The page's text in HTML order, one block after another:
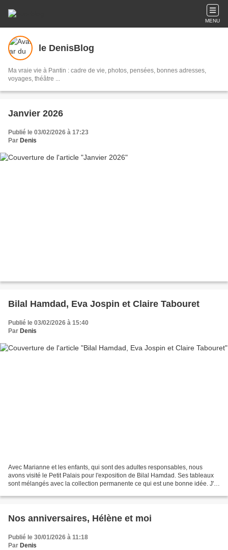
MENU
le DenisBlog
Ma vraie vie à Pantin : cadre de vie, photos, pensées, bonnes adresses,
voyages, théâtre ...
Janvier 2026
Publié le 03/02/2026 à 17:23
Par Denis
Bilal Hamdad, Eva Jospin et Claire Tabouret
Publié le 03/02/2026 à 15:40
Par Denis
Avec Marianne et les enfants, qui sont des adultes responsables, nous
avons visité le Petit Palais pour l'exposition de Bilal Hamdad. Ses tableaux
sont mélangés avec la collection permanente ce qui est une bonne idée. J'ai
Nos anniversaires, Hélène et moi
Publié le 30/01/2026 à 11:18
Par Denis